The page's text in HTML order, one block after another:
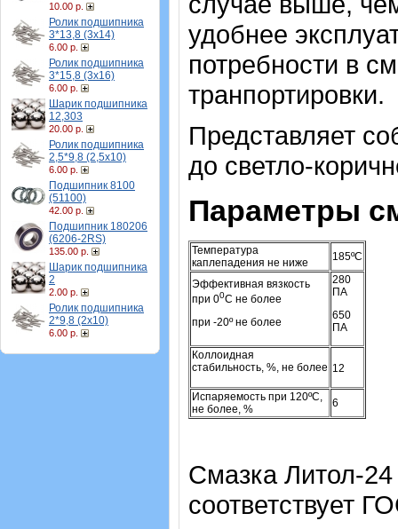
10.00 р.
Ролик подшипника
3*13,8 (3х14)
6.00 р.
Ролик подшипника
3*15,8 (3х16)
6.00 р.
Шарик подшипника
12,303
20.00 р.
Ролик подшипника
2,5*9,8 (2,5х10)
6.00 р.
Подшипник 8100
(51100)
42.00 р.
Подшипник 180206
(6206-2RS)
135.00 р.
Шарик подшипника
2
2.00 р.
Ролик подшипника
2*9,8 (2х10)
6.00 р.
удобнее
потребности в
транпортировки.
Представляет
до светло-
Параметры
Температура
каплепадения не ниже
185ºС
Эффективная вязкость
при 00С не более
при -20º не более
280
ПА
650
ПА
Коллоидная
стабильность, %, не более 12
Испаряемость при 120ºС,
не более, %
6
Смазка Литол-
соответствует